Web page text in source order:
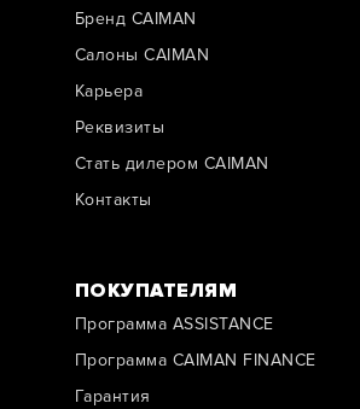
Бренд CAIMAN
Салоны CAIMAN
Карьера
Реквизиты
Стать дилером CAIMAN
Контакты
ПОКУПАТЕЛЯМ
Программа ASSISTANCE
Программа CAIMAN FINANCE
Гарантия